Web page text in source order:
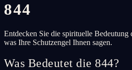
844
Entdecken Sie die spirituelle Bedeutung
was Ihre Schutzengel Ihnen sagen.
Was Bedeutet die 844?